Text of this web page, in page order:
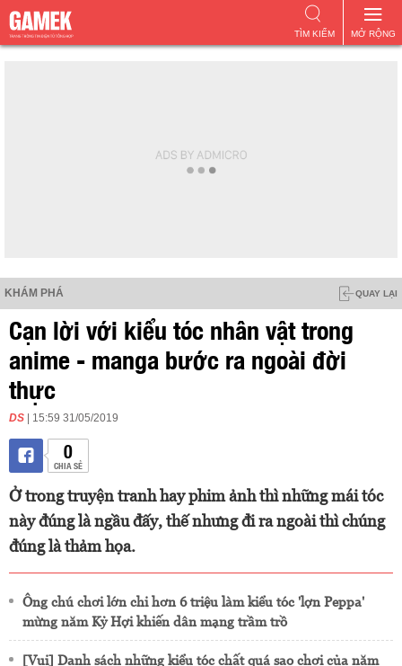
MỞ RỘNG
TÌM KIẾM
KHÁM PHÁ QUAY LẠI
Cạn lời với kiểu tóc nhân vật trong
anime - manga bước ra ngoài đời
thực
DS | 15:59 31/05/2019
0
CHIA SẺ
Ở trong truyện tranh hay phim ảnh thì những mái tóc
này đúng là ngầu đấy, thế nhưng đi ra ngoài thì chúng
đúng là thảm họa.
Ông chú chơi lớn chi hơn 6 triệu làm kiểu tóc 'lợn Peppa'
mừng năm Kỷ Hợi khiến dân mạng trầm trồ
[Vui] Danh sách những kiểu tóc chất quá sao chơi của năm